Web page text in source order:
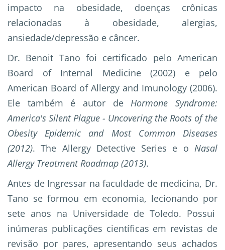
impacto na obesidade, doenças crônicas
relacionadas à obesidade, alergias,
ansiedade/depressão e câncer.
Dr. Benoit Tano foi certificado pelo American
Board of Internal Medicine (2002) e pelo
American Board of Allergy and Imunology (2006).
Ele também é autor de Hormone Syndrome:
America's Silent Plague - Uncovering the Roots of the
Obesity Epidemic and Most Common Diseases
(2012). The Allergy Detective Series e o Nasal
Allergy Treatment Roadmap (2013).
Antes de Ingressar na faculdade de medicina, Dr.
Tano se formou em economia, lecionando por
sete anos na Universidade de Toledo. Possui
inúmeras publicações científicas em revistas de
revisão por pares, apresentando seus achados